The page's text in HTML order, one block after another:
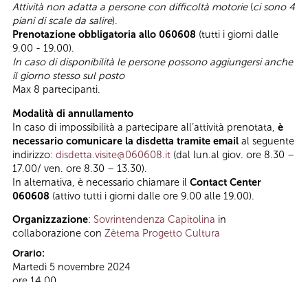
Attività non adatta a persone con difficoltà motorie(ci sono 4
piani di scale da salire).
Prenotazione obbligatoria allo 060608 (tutti i giorni dalle
9.00 - 19.00).
In caso di disponibilità le persone possono aggiungersi anche
il giorno stesso sul posto
Max 8 partecipanti.
Modalità di annullamento
In caso di impossibilità a partecipare all’attività prenotata, è
necessario comunicare la disdetta tramite email al seguente
indirizzo: disdetta.visite@060608.it (dal lun.al giov. ore 8.30 –
17.00/ ven. ore 8.30 – 13.30).
In alternativa, è necessario chiamare il Contact Center
060608 (attivo tutti i giorni dalle ore 9.00 alle 19.00).
Organizzazione: Sovrintendenza Capitolina in
collaborazione con Zètema Progetto Cultura
Orario:
Martedì 5 novembre 2024